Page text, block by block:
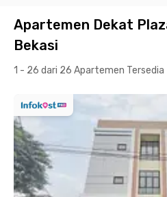
Apartemen Dekat
Bekasi
1 - 26 dari 26 Apartemen Tersedia